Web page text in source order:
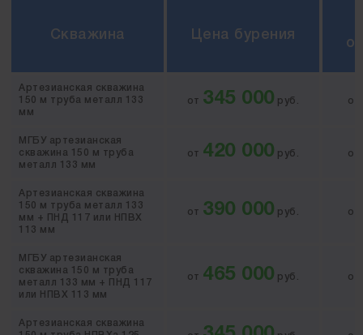
Скважина Цена бурения
Артезианская скважина
150 м труба металл 133
мм
от 345 000 руб. от
МГБУ артезианская
скважина 150 м труба
металл 133 мм
от 420 000 руб. от
Артезианская скважина
150 м труба металл 133
мм + ПНД 117 или НПВХ
113 мм
от 390 000 руб. от
МГБУ артезианская
скважина 150 м труба
металл 133 мм + ПНД 117
или НПВХ 113 мм
от 465 000 руб. от
Артезианская скважина